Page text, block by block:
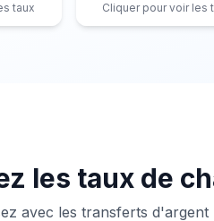
taux Cliquer pour voir les
les taux de
avec les transferts